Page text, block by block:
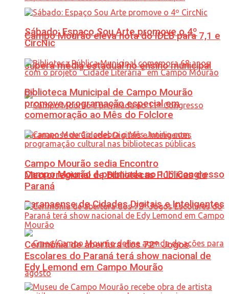
Campo Mourão eleva nota do IDEB para 7,1 e
supera média estadual no ensino municipal
Campo Mourão é premiada no 11º Congresso
Paranaense de Cidades Digitais e Inteligentes
Sábado: Espaço Sou Arte promove o 4º
CircNic
Biblioteca Municipal de Campo Mourão
promove programação especial em
comemoração ao Mês do Folclore
Campo Mourão sedia Encontro
Macrorregional de Bibliotecas Públicas do
Paraná
Cerimônia de abertura dos 72º Jogos
Escolares do Paraná terá show nacional de
Edy Lemond em Campo Mourão